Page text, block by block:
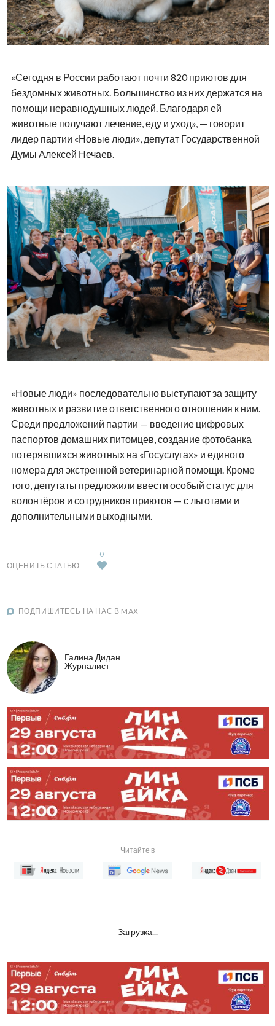
«Сегодня в России работают почти 820 приютов для
бездомных животных. Большинство из них держатся на
помощи неравнодушных людей. Благодаря ей
животные получают лечение, еду и уход», — говорит
лидер партии «Новые люди», депутат Государственной
Думы Алексей Нечаев.
«Новые люди» последовательно выступают за защиту
животных и развитие ответственного отношения к ним.
Среди предложений партии — введение цифровых
паспортов домашних питомцев, создание фотобанка
потерявшихся животных на «Госуслугах» и единого
номера для экстренной ветеринарной помощи. Кроме
того, депутаты предложили ввести особый статус для
волонтёров и сотрудников приютов — с льготами и
дополнительными выходными.
ОЦЕНИТЬ СТАТЬЮ
0
ПОДПИШИТЕСЬ НА НАС В MAX
Галина Дидан
Журналист
Читайте в
Загрузка...